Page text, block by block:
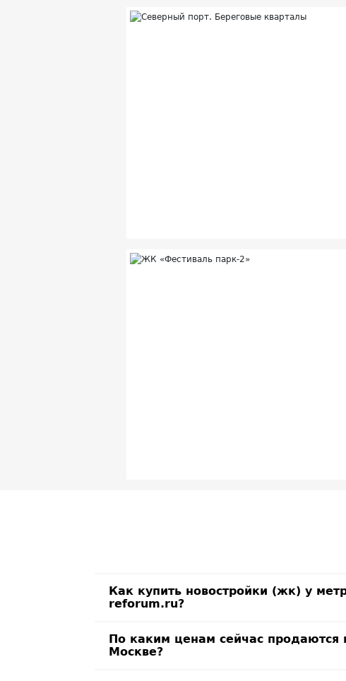
Как купить новостройки (жк) у
reforum.ru?
По каким ценам сейчас продаются
Москве?